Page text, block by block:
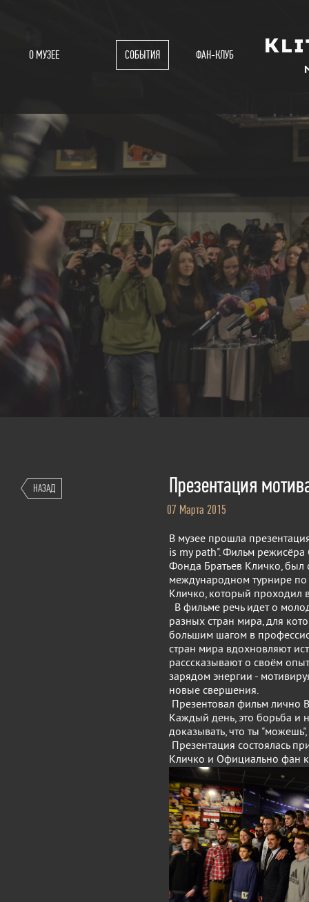
О МУЗЕЕ СОБЫТИЯ ФАН-КЛУБ
НАЗАД Презентация
07 Марта 2015
В музее прошла
is my path". Фильм
Фонда Братьев Кличко, был
международном турнире по
Кличко, который проходил
В фильме речь идет о
разных стран мира, для
большим шагом в
стран мира вдохновляют
расссказывают о своём
зарядом энергии -
новые свершения.
Презентовал фильм лично
Каждый день, это борьба и
доказывать, что ты
Презентация состоялась
Кличко и Официально фан